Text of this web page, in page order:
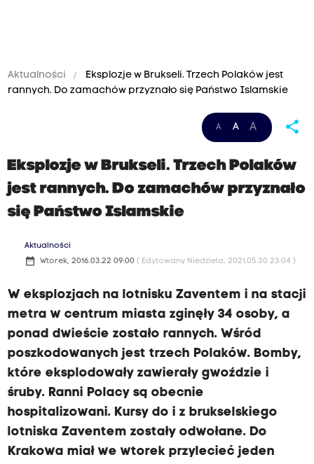
Aktualności
Eksplozje w Brukseli. Trzech Polaków jest
rannych. Do zamachów przyznało się Państwo Islamskie
A A A share
Eksplozje w Brukseli. Trzech Polaków
jest rannych. Do zamachów przyznało
się Państwo Islamskie
Aktualności
date_range Wtorek, 2016.03.22 09:00 ( Edytowany Niedziela, 2021.05.30 23:04 )
W eksplozjach na lotnisku Zaventem i na stacji
metra w centrum miasta zginęły 34 osoby, a
ponad dwieście zostało rannych. Wśród
poszkodowanych jest trzech Polaków. Bomby,
które eksplodowały zawierały gwoździe i
śruby. Ranni Polacy są obecnie
hospitalizowani. Kursy do i z brukselskiego
lotniska Zaventem zostały odwołane. Do
Krakowa miał we wtorek przylecieć jeden